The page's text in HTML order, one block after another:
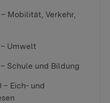
Mobilität, Verkehr,
Umwelt
Schule und Bildung
– Eich- und